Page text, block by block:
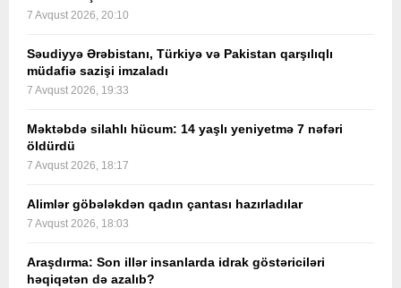
7 Avqust 2026, 20:10
Səudiyyə Ərəbistanı, Türkiyə və Pakistan qarşılıqlı
müdafiə sazişi imzaladı
7 Avqust 2026, 19:33
Məktəbdə silahlı hücum: 14 yaşlı yeniyetmə 7 nəfəri
öldürdü
7 Avqust 2026, 18:17
Alimlər göbələkdən qadın çantası hazırladılar
7 Avqust 2026, 18:03
Araşdırma: Son illər insanlarda idrak göstəriciləri
həqiqətən də azalıb?